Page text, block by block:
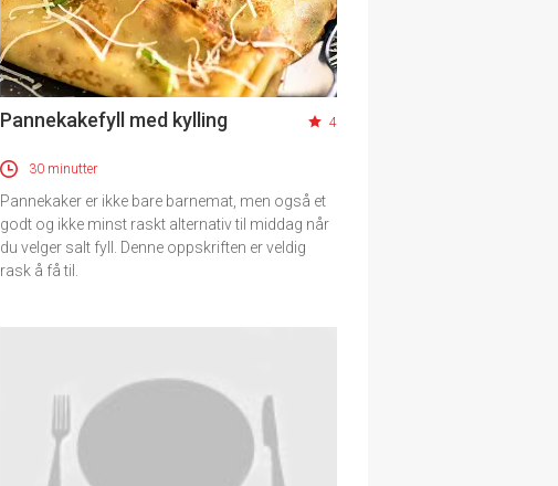
Pannekakefyll med kylling 4
30 minutter
Pannekaker er ikke bare barnemat, men også et
godt og ikke minst raskt alternativ til middag når
du velger salt fyll. Denne oppskriften er veldig
rask å få til.